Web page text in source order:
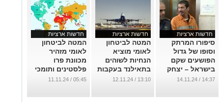
חדשות ארציות
סיפורו המרתק
וסופו של גדול
הפושעים שקם
בישראל – יצחק
אברג'ל
14:37 / 14.11.24
חדשות ארציות
המטה לביטחון
לאומי מוציא
הנחיות לשוהים
בתאילנד בעקבות
חשש לפגיעה
...
13:10 / 12.11.24
חדשות ארציות
המטה לביטחון
לאומי מזהיר
מכוונת פרו
פלסטינים ותומכי
טרור לפעול
ישראליים
05:45 / 11.11.24